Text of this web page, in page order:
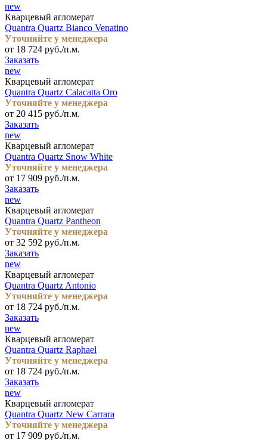
new
Кварцевый агломерат
Quantra Quartz Bianco Venatino
Уточняйте у менеджера
от 18 724 руб./п.м.
Заказать
new
Кварцевый агломерат
Quantra Quartz Calacatta Oro
Уточняйте у менеджера
от 20 415 руб./п.м.
Заказать
new
Кварцевый агломерат
Quantra Quartz Snow White
Уточняйте у менеджера
от 17 909 руб./п.м.
Заказать
new
Кварцевый агломерат
Quantra Quartz Pantheon
Уточняйте у менеджера
от 32 592 руб./п.м.
Заказать
new
Кварцевый агломерат
Quantra Quartz Antonio
Уточняйте у менеджера
от 18 724 руб./п.м.
Заказать
new
Кварцевый агломерат
Quantra Quartz Raphael
Уточняйте у менеджера
от 18 724 руб./п.м.
Заказать
new
Кварцевый агломерат
Quantra Quartz New Carrara
Уточняйте у менеджера
от 17 909 руб./п.м.